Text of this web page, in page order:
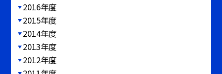
2016年度
2015年度
2014年度
2013年度
2012年度